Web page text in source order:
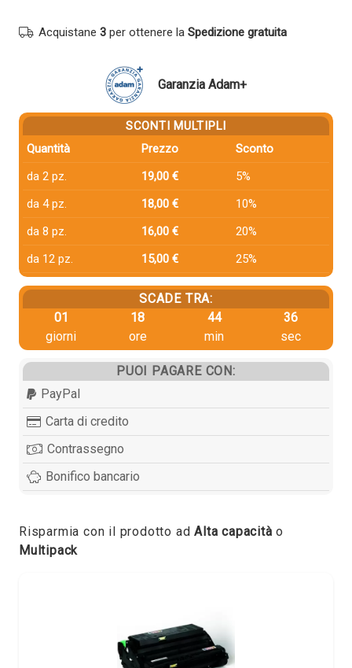
quantità
Acquistane 3 per ottenere la Spedizione gratuita
Garanzia Adam+
SCONTI MULTIPLI
Quantità
Prezzo
Sconto
da 2 pz.
19,00 €
5%
da 4 pz.
18,00 €
10%
da 8 pz.
16,00 €
20%
da 12 pz.
15,00 € 25%
SCADE TRA:
01
giorni
18
ore
44
min
36
sec
PUOI PAGARE CON:
PayPal
Carta di credito
Contrassegno
Bonifico bancario
Risparmia con il prodotto adAlta capacità o
Multipack